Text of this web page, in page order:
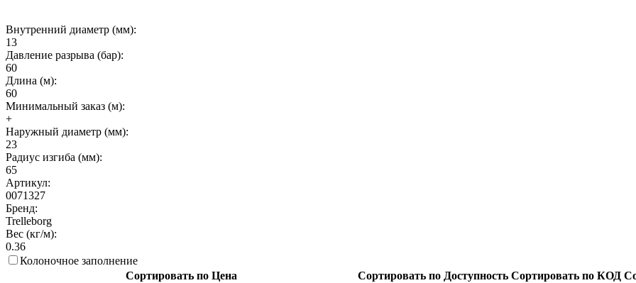
Внутренний диаметр (мм):
13
Давление разрыва (бар):
60
Длина (м):
60
Минимальный заказ (м):
+
Наружный диаметр (мм):
23
Радиус изгиба (мм):
65
Артикул:
0071327
Бренд:
Trelleborg
Вес (кг/м):
0.36
Колоночное заполнение
Сортировать по Цена
Сортировать по Доступность Сортировать по КОД